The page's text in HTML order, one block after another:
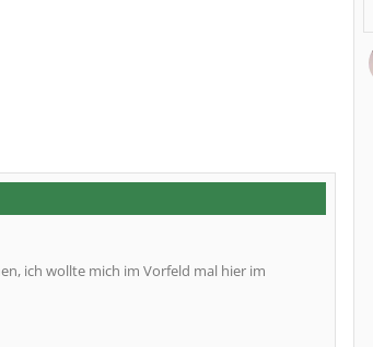
ich wollte mich im Vorfeld mal hier im